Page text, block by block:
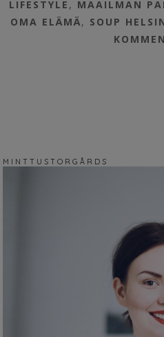
LIFESTYLE , MAAILMAN
OMA ELÄMÄ, SOUP
M I N T T U S T O R G Å R D S